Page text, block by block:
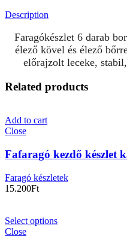
Description
Faragókészlet 6 darab
élező kövel és élező
előrajzolt leceke,
Related products
Add to cart
Close
Fafaragó kezdő készlet
Faragó készletek
15.200Ft
Select options
Close